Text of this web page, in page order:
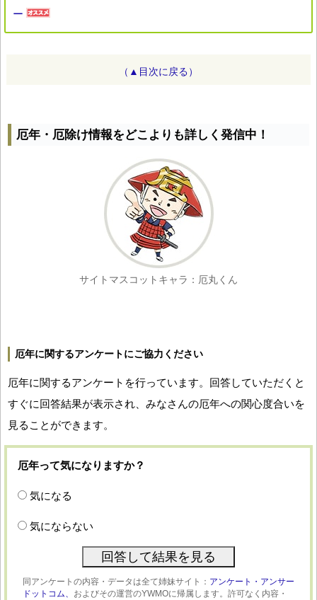
ー
（▲目次に戻る）
厄年・厄除け情報をどこよりも詳しく発信中！
サイトマスコットキャラ：厄丸くん
厄年に関するアンケートにご協力ください
厄年に関するアンケートを行っています。回答していただくと
すぐに回答結果が表示され、みなさんの厄年への関心度合いを
見ることができます。
厄年って気になりますか？
気になる
気にならない
同アンケートの内容・データは全て姉妹サイト： アンケート・アンサー
ドットコム、 およびその運営のYWMOに帰属します。許可なく内容・